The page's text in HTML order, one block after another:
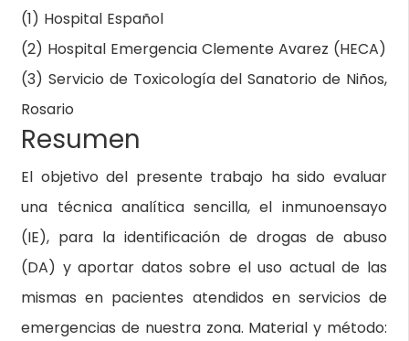
(1) Hospital Español
(2) Hospital Emergencia Clemente Avarez (HECA)
(3) Servicio de Toxicología del Sanatorio de Niños,
Rosario
Resumen
El objetivo del presente trabajo ha sido evaluar
una técnica analítica sencilla, el inmunoensayo
(IE), para la identificación de drogas de abuso
(DA) y aportar datos sobre el uso actual de las
mismas en pacientes atendidos en servicios de
emergencias de nuestra zona. Material y método: